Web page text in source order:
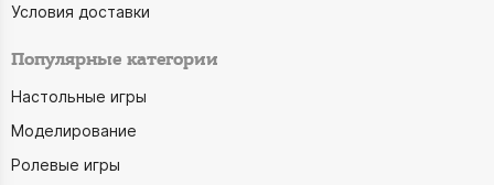
Условия доставки
Популярные категории
Настольные игры
Моделирование
Ролевые игры